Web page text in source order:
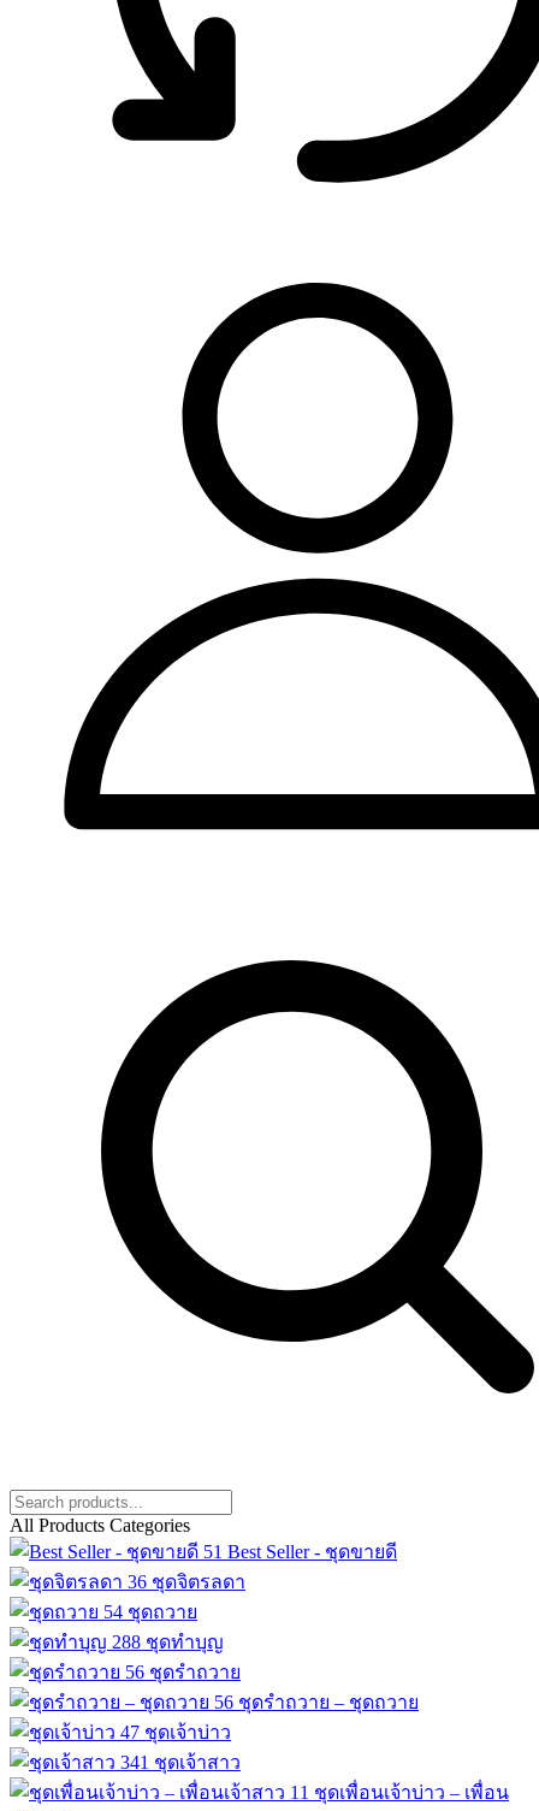
All Products Categories
51 Best Seller - ชุดขายดี
36 ชุดจิตรลดา
54 ชุดถวาย
288 ชุดทำบุญ
56 ชุดรำถวาย
56 ชุดรำถวาย – ชุดถวาย
47 ชุดเจ้าบ่าว
341 ชุดเจ้าสาว
11 ชุดเพื่อนเจ้าบ่าว – เพื่อน